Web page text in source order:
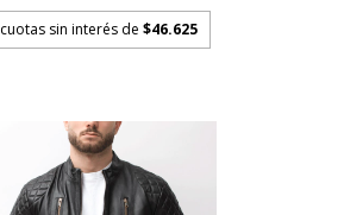
cuotas sin interés de $46.625